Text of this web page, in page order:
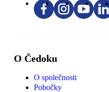
O Čedoku
O společnosti
Pobočky